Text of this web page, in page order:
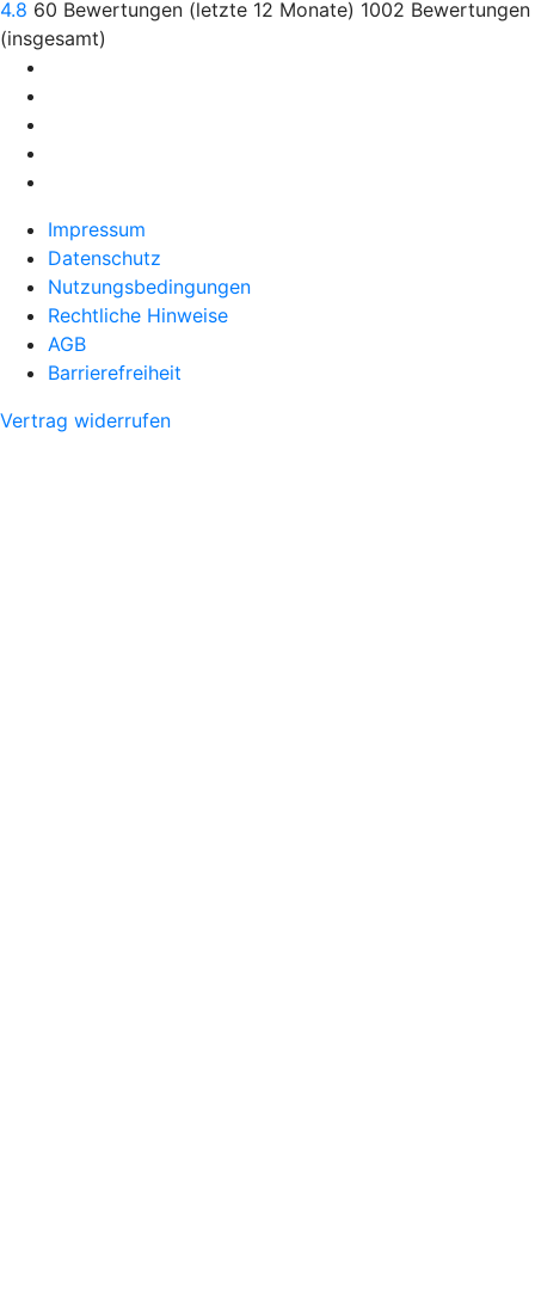
4.8 60 Bewertungen (letzte 12 Monate) 1002 Bewertungen
(insgesamt)
Impressum
Datenschutz
Nutzungsbedingungen
Rechtliche Hinweise
AGB
Barrierefreiheit
Vertrag widerrufen